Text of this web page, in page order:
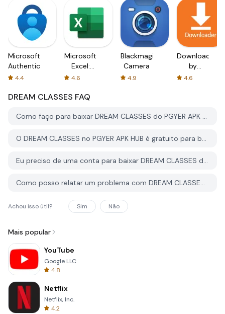
Microsoft
Authenticator
4.4
Microsoft
Excel:
Spreadsheets
4.6
Blackmagic
Camera
4.9
Downloader
by
AFTVnews
4.6
DREAM CLASSES FAQ
Como faço para baixar DREAM CLASSES do PGYER APK HUB?
O DREAM CLASSES no PGYER APK HUB é gratuito para baixar?
Eu preciso de uma conta para baixar DREAM CLASSES do PGYER APK HUB?
Como posso relatar um problema com DREAM CLASSES no PGYER APK HUB?
Achou isso útil? Sim Não
Mais popular
YouTube
Google LLC
4.8
Netflix
Netflix, Inc.
4.2